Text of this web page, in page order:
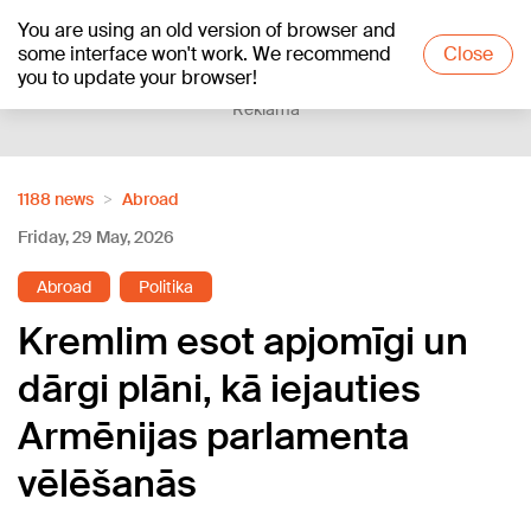
You are using an old version of browser and
some interface won't work. We recommend
you to update your browser!
Close
+17°C
Reklāma
1188 news
Abroad
Friday, 29 May, 2026
Abroad Politika
Kremlim esot apjomīgi un
dārgi plāni, kā iejauties
Armēnijas parlamenta
vēlēšanās